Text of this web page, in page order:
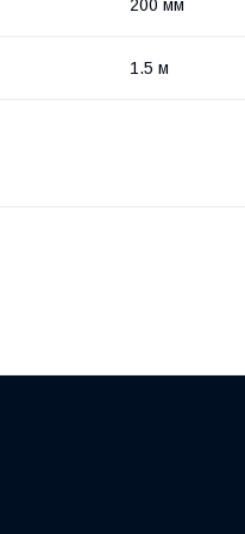
200 мм
1.5 м